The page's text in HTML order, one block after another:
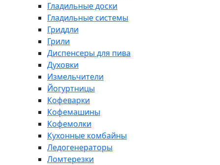
Гладильные доски
Гладильные системы
Гриддли
Грили
Диспенсеры для пива
Духовки
Измельчители
Йогуртницы
Кофеварки
Кофемашины
Кофемолки
Кухонные комбайны
Ледогенераторы
Ломтерезки